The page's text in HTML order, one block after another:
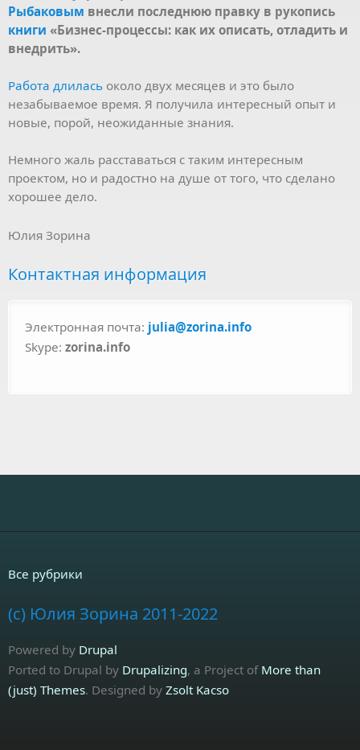
Рыбаковым внесли последнюю правку в рукопись
книги «Бизнес-процессы: как их описать, отладить и
внедрить».
Работа длилась около двух месяцев и это было
незабываемое время. Я получила интересный опыт и
новые, порой, неожиданные знания.
Немного жаль расставаться с таким интересным
проектом, но и радостно на душе от того, что сделано
хорошее дело.
Юлия Зорина
Контактная информация
Электронная почта: julia@zorina.info
Skype: zorina.info
Все рубрики
(c) Юлия Зорина 2011-2022
Powered by Drupal
Ported to Drupal by Drupalizing, a Project of More than
(just) Themes. Designed by Zsolt Kacso